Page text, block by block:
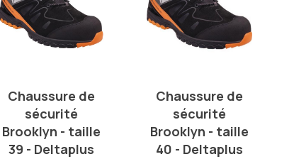
Chaussure de
sécurité
Brooklyn - taille
39 - Deltaplus
Chaussure de
sécurité
Brooklyn - taille
40 - Deltaplus